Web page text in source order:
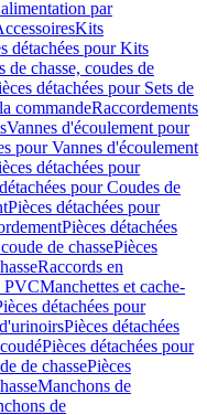
par
Kits
détachées pour Kits
de chasse, coudes de
détachées pour Sets de
commandeRaccordements
Vannes d'écoulement pour
pour Vannes d'écoulement
détachées pour
pour Coudes de
Pièces détachées pour
Pièces détachées
de chassePièces
Raccords en
PVCManchettes et cache-
détachées pour
Pièces détachées
Pièces détachées pour
de chassePièces
Manchons de
de